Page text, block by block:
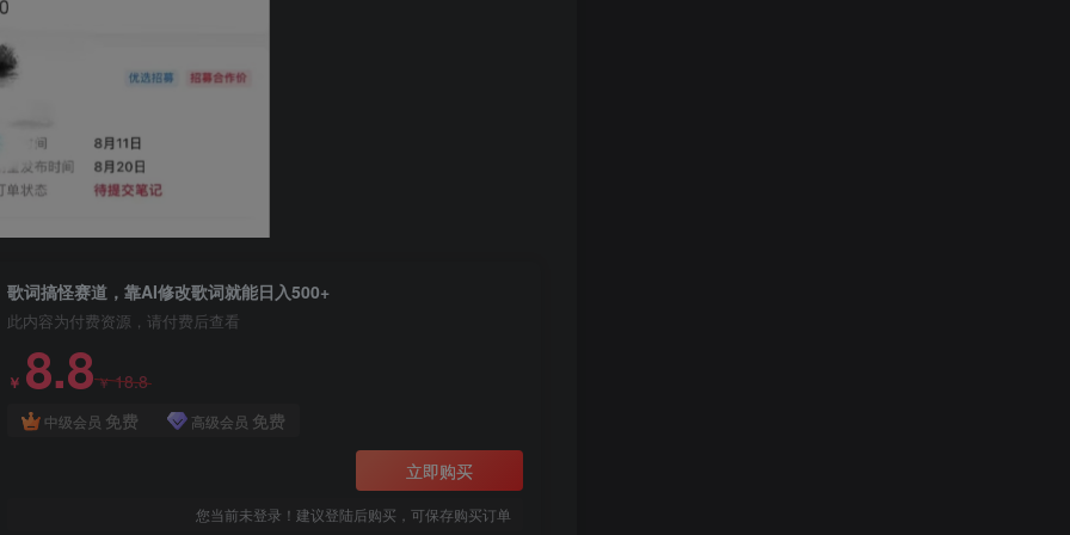
歌词搞怪赛道，靠AI修改歌词就能日入500+
此内容为付费资源，请付费后查看
￥ 8.8￥18.8
中级会员 免费 高级会员 免费
立即购买
您当前未登录！建议登陆后购买，可保存购买订单